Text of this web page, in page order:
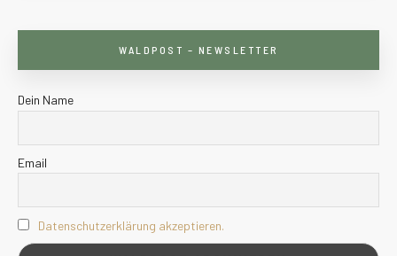
WALDPOST – NEWSLETTER
Dein Name
Email
Datenschutzerklärung akzeptieren.